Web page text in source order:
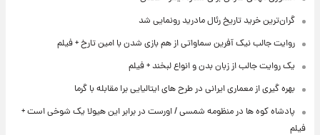
گران‌ترین خرید تاریخ رئال مادرید رونمایی شد
روایت جالب نیک آفرین سماواتی از هم بازی شدن با امین تارخ + فیلم
یک روایت جالب از زبان بدن و انواع لبخند + فیلم
بهره گیری از معماری ایرانی در طرح های ایتالیایی برا مقابله با گرما
پادشاه کوه ها در منظومه شمسی / اورست در برابر این هیولا یک شوخی است +
فیلم